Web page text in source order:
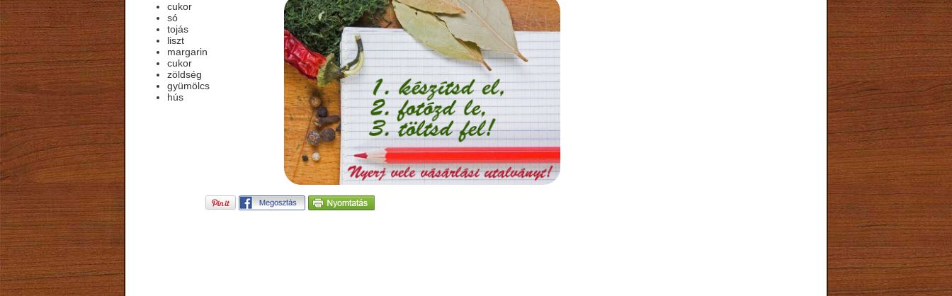
cukor
só
tojás
liszt
margarin
cukor
zöldség
gyümölcs
hús